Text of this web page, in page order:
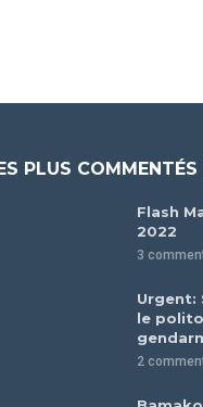
PLUS COMMENTÉS
Flash
2022
3
Urgent:
le
2